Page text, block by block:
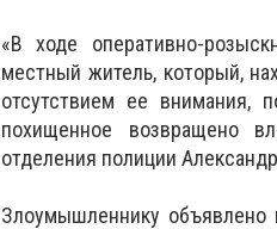
«В ходе оперативно-
местный житель, который,
отсутствием ее
похищенное возвращено
отделения полиции
Злоумышленнику объявлено